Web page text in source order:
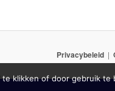
Privacybeleid
klikken of door gebruik